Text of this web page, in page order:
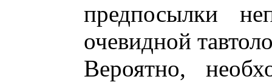
предпосылки
очевидной
Вероятно,